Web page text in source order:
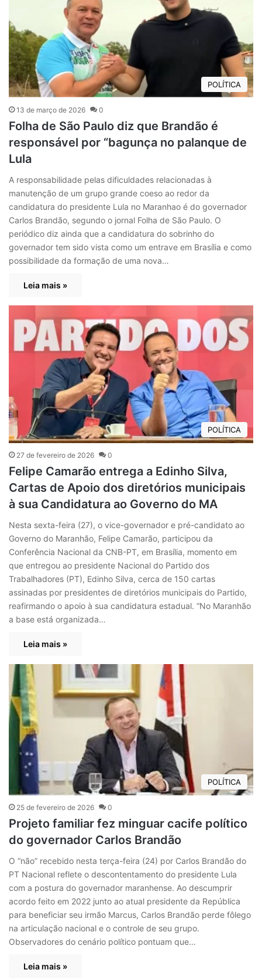
POLÍTICA
13 de março de 2026 0
Folha de São Paulo diz que Brandão é
responsável por “bagunça no palanque de
Lula
A responsabilidade pelas dificuldades relacionadas à
manutenção de um grupo grande coeso ao redor da
candidatura do presidente Lula no Maranhao é do governador
Carlos Brandão, segundo o jornal Folha de São Paulo. O
periódico diz ainda que a candidatura do sobrinho do
governador tem sido vista como um entrave em Brasília e como
possibilidade da formação de uma nova…
Leia mais »
POLÍTICA
27 de fevereiro de 2026 0
Felipe Camarão entrega a Edinho Silva,
Cartas de Apoio dos diretórios municipais
à sua Candidatura ao Governo do MA
Nesta sexta-feira (27), o vice-governador e pré-candidato ao
Governo do Maranhão, Felipe Camarão, participou da
Conferência Nacional da CNB-PT, em Brasília, momento em
que entregou ao presidente Nacional do Partido dos
Trabalhadores (PT), Edinho Silva, cerca de 150 cartas
assinadas por presidentes de diretórios municipais do Partido,
reafirmando o apoio à sua candidatura estadual. “No Maranhão
a base está organizada…
Leia mais »
POLÍTICA
25 de fevereiro de 2026 0
Projeto familiar fez minguar cacife político
do governador Carlos Brandão
O “não” recebido nesta terça-feira (24) por Carlos Brandão do
PT Nacional reflete o descontentamento do presidente Lula
com a postura do governador maranhense. Ao descumprir
acordo feito em 2022 junto ao atual presidente da República
para beneficiar seu irmão Marcus, Carlos Brandão perde fôlego
na articulação nacional e o controle de seu grupo.
Observadores do cenário político pontuam que…
Leia mais »